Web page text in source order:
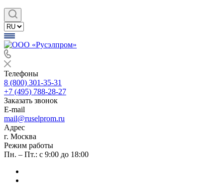
Телефоны
8 (800) 301-35-31
+7 (495) 788-28-27
Заказать звонок
E-mail
mail@ruselprom.ru
Адрес
г. Москва
Режим работы
Пн. – Пт.: с 9:00 до 18:00